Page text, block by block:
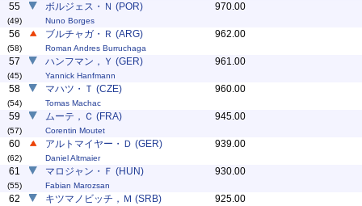
55
(49)
ボルジェス・Ｎ (POR)
Nuno Borges
970.00
56
(58)
ブルチャガ・Ｒ (ARG)
Roman Andres Burruchaga
962.00
57
(45)
ハンフマン，Ｙ (GER)
Yannick Hanfmann
961.00
58
(54)
マハツ・Ｔ (CZE)
Tomas Machac
960.00
59
(57)
ムーテ，Ｃ (FRA)
Corentin Moutet
945.00
60
(62)
アルトマイヤー・Ｄ (GER)
Daniel Altmaier
939.00
61
(55)
マロジャン・Ｆ (HUN)
Fabian Marozsan
930.00
62 キツマノビッチ，Ｍ (SRB) 925.00